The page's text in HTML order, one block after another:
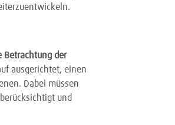
Betrachtung der
ausgerichtet, einen
Dabei müssen
und